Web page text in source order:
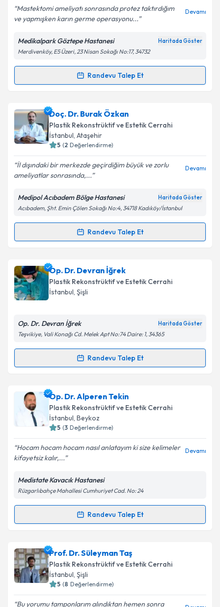
Kişisel verilerimin işlenmesine ilişkin
kapsamda işlenmesini kabul ediyorum.
Takvim Talebini Gönder
Mastektomi ameliyatı sonrasında protez taktırdığım
ve yapmışken karın germe operasyonu...
Devamı
Medikalpark Göztepe Hastanesi Haritada Göster
Merdivenköy, E5 Üzeri, 23 Nisan Sokağı No:17, 34732
Randevu Talep Et
Randevu Takvimi Talebi
Op. Dr. Emrah Köksaliçin randevu takvimi talebi
oluşturun. Size bu uzmandan randevu almanız için bir
takvim hazırlandığında e-posta ile bilgilendireceğiz.
Kişisel verilerimin işlenmesine ilişkin
Aydınlatma
Metni'ni okudum ve kişisel verilerimin belirtilen
kapsamda işlenmesini kabul ediyorum.
Doç. Dr. Burak Özkan
Plastik Rekonstrüktif ve Estetik Cerrahi
İstanbul, Ataşehir
5 (2 Değerlendirme)
İl dışındaki bir merkezde geçirdiğim büyük ve zorlu
ameliyatlar sonrasında,...
Devamı
Medipol Acıbadem Bölge Hastanesi Haritada Göster
Acıbadem, Şht. Emin Çölen Sokağı No:4, 34718 Kadıköy/İstanbul
Randevu Talep Et
Randevu Takvimi Talebi
Doç. Dr. Burak Özkan için randevu takvimi talebi
oluşturun. Size bu uzmandan randevu almanız için bir
takvim hazırlandığında e-posta ile bilgilendireceğiz.
Kişisel verilerimin işlenmesine ilişkin
Metni'ni okudum ve kişisel verilerimin belirtilen
Takvim Talebini Gönder
Op. Dr. Devran İğrek
Plastik Rekonstrüktif ve Estetik Cerrahi
İstanbul, Şişli
Op. Dr. Devran İğrek Haritada Göster
Teşvikiye, Vali Konağı Cd. Melek Apt No:74 Daire: 1, 34365
Randevu Talep Et
Randevu Takvimi Talebi
Op. Dr. Devran İğrekiçin randevu takvimi talebi
oluşturun. Size bu uzmandan randevu almanız için bir
takvim hazırlandığında e-posta ile bilgilendireceğiz.
Kişisel verilerimin işlenmesine ilişkin
Metni'ni okudum ve kişisel verilerimin belirtilen
kapsamda işlenmesini kabul ediyorum.
Op. Dr. Alperen Tekin
Plastik Rekonstrüktif ve Estetik Cerrahi
İstanbul, Beykoz
5 (3 Değerlendirme)
Hocam hocam hocam nasıl anlatayım ki size kelimeler
kifayetsiz kalır,...
Devamı
Medistate Kavacık Hastanesi
Rüzgarlıbahçe Mahallesi Cumhuriyet Cad. No: 24
Randevu Talep Et
Randevu Takvimi Talebi
Op. Dr. Alperen Tekiniçin randevu takvimi talebi
oluşturun. Size bu uzmandan randevu almanız için bir
takvim hazırlandığında e-posta ile bilgilendireceğiz.
Prof. Dr. Süleyman Taş
Plastik Rekonstrüktif ve Estetik Cerrahi
İstanbul, Şişli
5 (8 Değerlendirme)
Bu yorumu tamponlarım alındıktan hemen sonra